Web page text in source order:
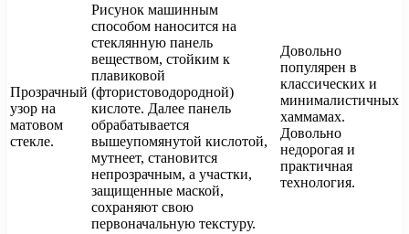
Прозрачный
узор на
матовом
стекле.
Рисунок машинным
способом наносится на
стеклянную панель
веществом, стойким к
плавиковой
(фтористоводородной)
кислоте. Далее панель
обрабатывается
вышеупомянутой кислотой,
мутнеет, становится
непрозрачным, а участки,
защищенные маской,
сохраняют свою
первоначальную текстуру.
Довольно
популярен в
классических и
минималистичных
хаммамах.
Довольно
недорогая и
практичная
технология.